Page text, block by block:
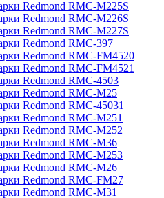
Redmond RMC-M225S
Redmond RMC-M226S
Redmond RMC-M227S
Redmond RMC-397
Redmond RMC-FM4520
Redmond RMC-FM4521
Redmond RMC-4503
Redmond RMC-M25
Redmond RMC-45031
Redmond RMC-M251
Redmond RMC-M252
Redmond RMC-M36
Redmond RMC-M253
Redmond RMC-M26
Redmond RMC-FM27
Redmond RMC-M31